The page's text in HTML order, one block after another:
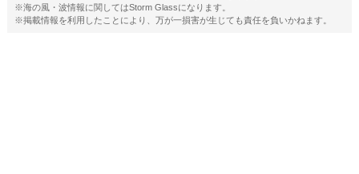
※海の風・波情報に関してはStorm Glassになります。
※掲載情報を利用したことにより、万が一損害が生じても責任を負いかねます。